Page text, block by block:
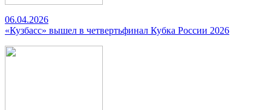
06.04.2026
«Кузбасс» вышел в четвертьфинал Кубка России 2026